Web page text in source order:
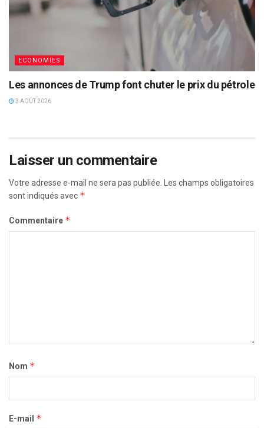
ECONOMIES
Les annonces de Trump font chuter le prix du pétrole
3 AOÛT 2026
Laisser un commentaire
Votre adresse e-mail ne sera pas publiée.
Les champs obligatoires
sont indiqués avec *
Commentaire *
Nom *
E-mail *